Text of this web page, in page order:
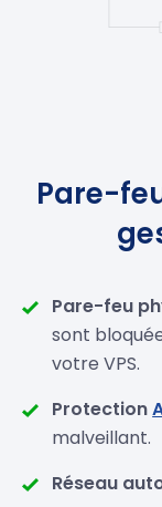
Pare-
Pare-feu
sont
votre VPS.
Protection
malveillant.
Réseau